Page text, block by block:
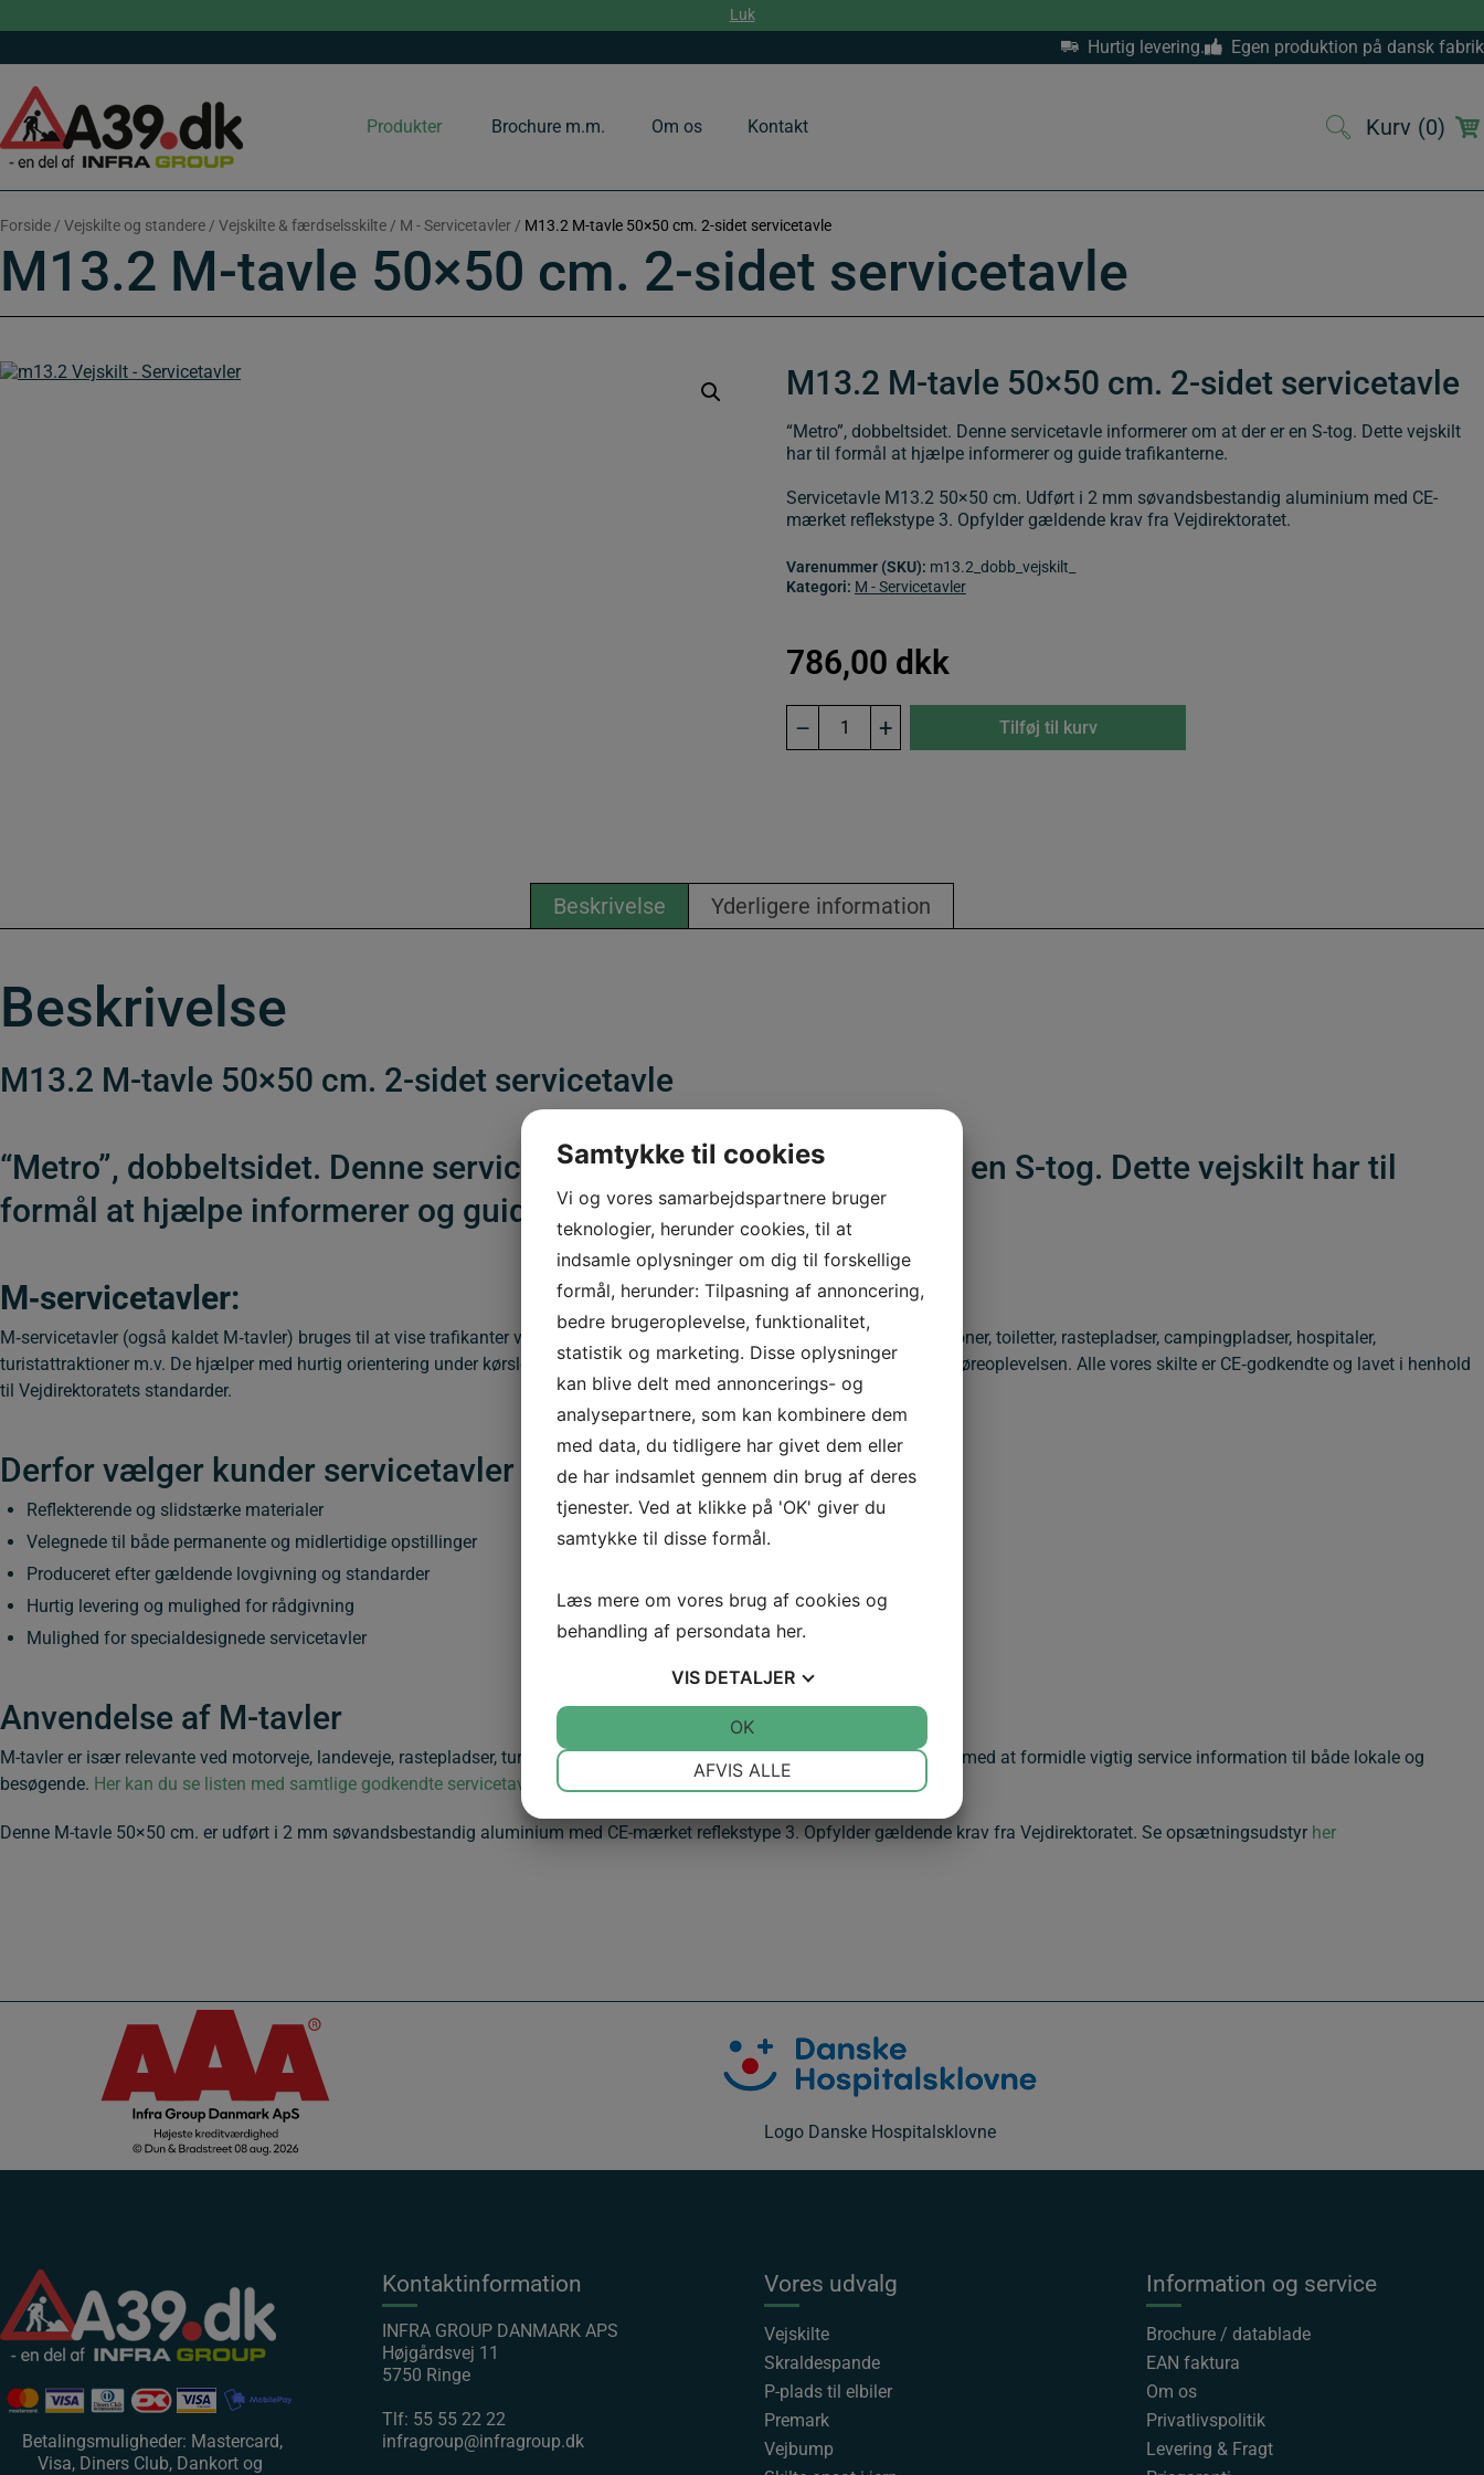
til
Luk
Hurtig levering. Egen produktion på dansk fabrik
Produkter Brochure m.m. Om os Kontakt Kurv (0)
(0)
Forside / Vejskilte og standere / Vejskilte & færdselsskilte / M - Servicetavler / M13.2 M-tavle 50×50 cm. 2-sidet servicetavle
M13.2 M-tavle 50×50 cm. 2-sidet servicetavle
M13.2 M-tavle 50×50 cm. 2-sidet servicetavle
“Metro”, dobbeltsidet. Denne servicetavle informerer om at der er en S-tog. Dette vejskilt
har til formål at hjælpe informerer og guide trafikanterne.
Servicetavle M13.2 50×50 cm. Udført i 2 mm søvandsbestandig aluminium med CE-
mærket reflekstype 3. Opfylder gældende krav fra Vejdirektoratet.
Varenummer (SKU): m13.2_dobb_vejskilt_
Kategori: M - Servicetavler
786,00 dkk
– + Tilføj til kurv
Beskrivelse Yderligere information
Beskrivelse
M13.2 M-tavle 50×50 cm. 2-sidet servicetavle
“Metro”, dobbeltsidet. Denne servicetavle informerer om at der er en S-tog. Dette vejskilt har til
formål at hjælpe informerer og guide trafikanterne.
M‑servicetavler:
M‑servicetavler (også kaldet M‑tavler) bruges til at vise trafikanter vej til nærliggende faciliteter og services såsom tankstationer, toiletter, rastepladser, campingpladser, hospitaler,
turistattraktioner m.v. De hjælper med hurtig orientering under kørslen, hvilket både fremmer trafiksikkerheden og forbedrer køreoplevelsen. Alle vores skilte er CE‑godkendte og lavet i henhold
til Vejdirektoratets standarder.
Derfor vælger kunder servicetavler fra A39:
Reflekterende og slidstærke materialer
Velegnede til både permanente og midlertidige opstillinger
Produceret efter gældende lovgivning og standarder
Hurtig levering og mulighed for rådgivning
Mulighed for specialdesignede servicetavler
Anvendelse af M-tavler
M-tavler er især relevante ved motorveje, landeveje, rastepladser, turistområder, bygrænser og naturområder, hvor de hjælper med at formidle vigtig service information til både lokale og
besøgende. Her kan du se listen med samtlige godkendte servicetavler.
Denne M-tavle 50×50 cm. er udført i 2 mm søvandsbestandig aluminium med CE-mærket reflekstype 3. Opfylder gældende krav fra Vejdirektoratet. Se opsætningsudstyr her
Logo Danske Hospitalsklovne
Betalingsmuligheder: Mastercard,
Visa, Diners Club, Dankort og
Kontaktinformation
INFRA GROUP DANMARK APS
Højgårdsvej 11
5750 Ringe
Tlf: 55 55 22 22
infragroup@infragroup.dk
Vores udvalg
Vejskilte
Skraldespande
P-plads til elbiler
Premark
Vejbump
Information og service
Brochure / datablade
EAN faktura
Om os
Privatlivspolitik
Levering & Fragt
Samtykke til cookies
Vi og vores samarbejdspartnere bruger
teknologier, herunder cookies, til at
indsamle oplysninger om dig til forskellige
formål, herunder: Tilpasning af annoncering,
bedre brugeroplevelse, funktionalitet,
statistik og marketing. Disse oplysninger
kan blive delt med annoncerings- og
analysepartnere, som kan kombinere dem
med data, du tidligere har givet dem eller
de har indsamlet gennem din brug af deres
tjenester. Ved at klikke på 'OK' giver du
samtykke til disse formål.
Læs mere om vores brug af cookies og
behandling af persondata her.
VIS DETALJER
MARKETING STATISTIK
AFVIS ALLE
OK